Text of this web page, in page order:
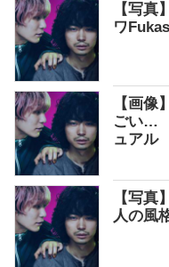
【写
ワ
【画像
ごい…
ュアル
【写
人の風